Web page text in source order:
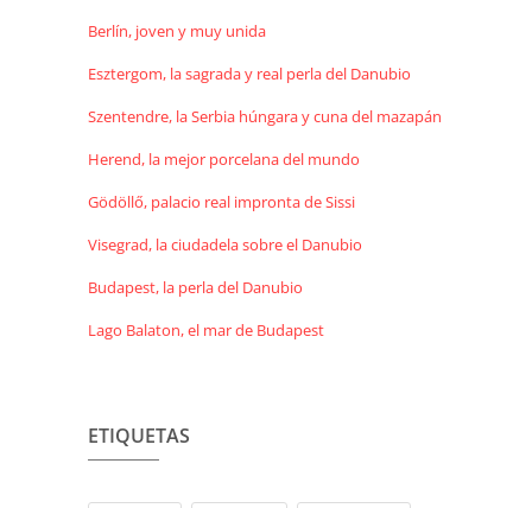
Berlín, joven y muy unida
Esztergom, la sagrada y real perla del Danubio
Szentendre, la Serbia húngara y cuna del mazapán
Herend, la mejor porcelana del mundo
Gödöllő, palacio real impronta de Sissi
Visegrad, la ciudadela sobre el Danubio
Budapest, la perla del Danubio
Lago Balaton, el mar de Budapest
ETIQUETAS